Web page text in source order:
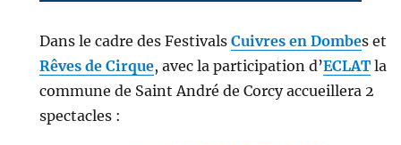
Dans le cadre des Festivals Cuivres en Dombes et
Rêves de Cirque, avec la participation d’ECLATla
commune de Saint André de Corcy accueillera 2
spectacles :